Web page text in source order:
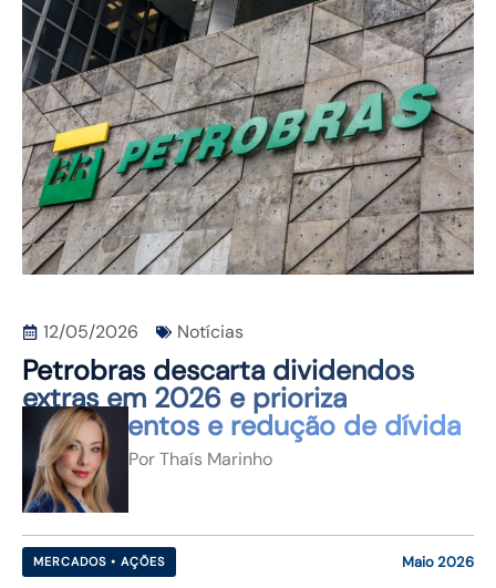
12/05/2026 Notícias
Petrobras descarta dividendos
extras em 2026 e prioriza
investimentos e redução de dívida
PorThaís Marinho
MERCADOS • AÇÕES Maio 2026